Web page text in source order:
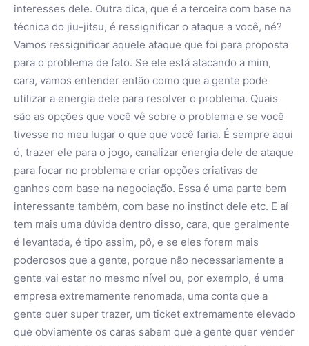
interesses dele. Outra dica, que é a terceira com base na
técnica do jiu-jitsu, é ressignificar o ataque a você, né?
Vamos ressignificar aquele ataque que foi para proposta
para o problema de fato. Se ele está atacando a mim,
cara, vamos entender então como que a gente pode
utilizar a energia dele para resolver o problema. Quais
são as opções que você vê sobre o problema e se você
tivesse no meu lugar o que que você faria. É sempre aqui
ó, trazer ele para o jogo, canalizar energia dele de ataque
para focar no problema e criar opções criativas de
ganhos com base na negociação. Essa é uma parte bem
interessante também, com base no instinct dele etc. E aí
tem mais uma dúvida dentro disso, cara, que geralmente
é levantada, é tipo assim, pô, e se eles forem mais
poderosos que a gente, porque não necessariamente a
gente vai estar no mesmo nível ou, por exemplo, é uma
empresa extremamente renomada, uma conta que a
gente quer super trazer, um ticket extremamente elevado
que obviamente os caras sabem que a gente quer vender